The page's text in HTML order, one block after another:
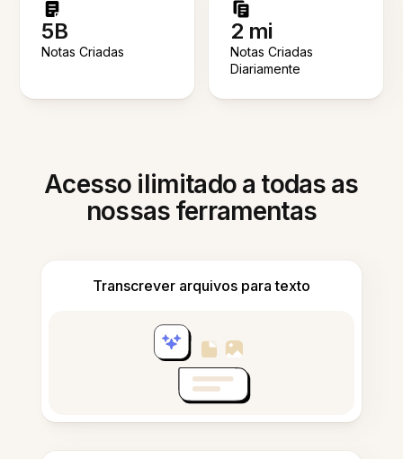
5B
Notas Criadas
2 mi
Notas Criadas
Diariamente
Acesso ilimitado a todas as
nossas ferramentas
Transcrever arquivos para texto